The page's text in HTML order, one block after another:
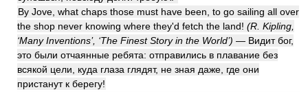
By Jove, what chaps those must have been, to go sailing all over
the shop never knowing where they'd fetch the land! (R. Kipling,
‘Many Inventions’, ‘The Finest Story in the World’) — Видит бог,
это были отчаянные ребята: отправились в плавание без
всякой цели, куда глаза глядят, не зная даже, где они
пристанут к берегу!